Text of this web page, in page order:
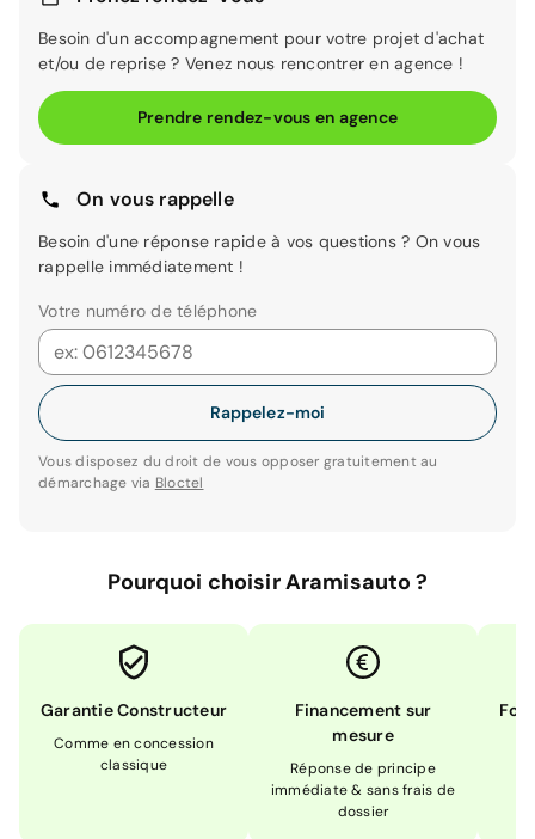
Besoin d'un accompagnement pour votre projet d'achat
et/ou de reprise ? Venez nous rencontrer en agence !
Prendre rendez-vous en agence
On vous rappelle
Besoin d'une réponse rapide à vos questions ? On vous
rappelle immédiatement !
Votre numéro de téléphone
Rappelez-moi
Vous disposez du droit de vous opposer gratuitement au
démarchage via Bloctel
Pourquoi choisir Aramisauto ?
Garantie Constructeur
Comme en concession
classique
Financement sur
mesure
Réponse de principe
immédiate & sans frais de
dossier